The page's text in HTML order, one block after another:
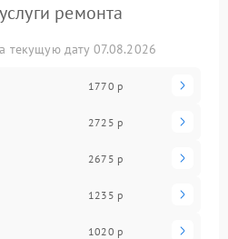
ремонта
текущую дату 07.08.2026
1770 р
2725 р
2675 р
1235 р
1020 р